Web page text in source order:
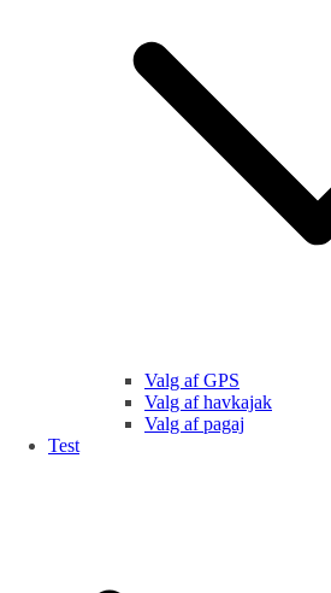
Valg af GPS
Valg af havkajak
Valg af pagaj
Test